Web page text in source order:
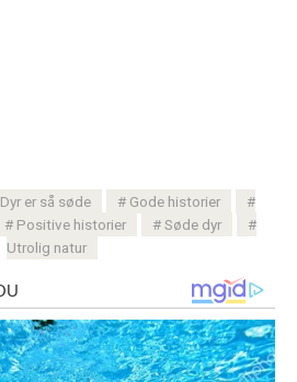
Dyr er så søde
Gode ​​historier
Positive historier
Søde dyr
Utrolig natur